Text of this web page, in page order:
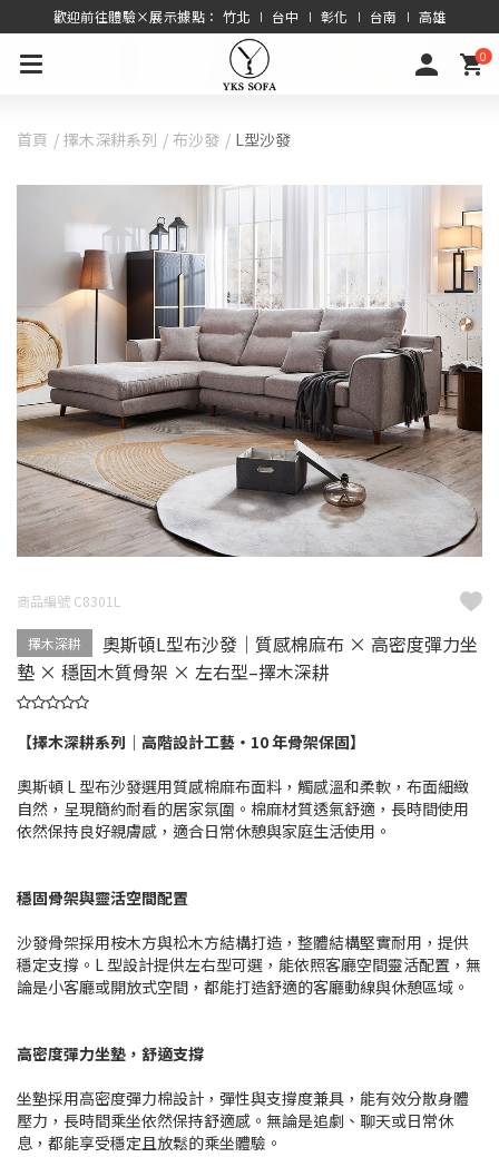
歡迎前往體驗×展示據點： 竹北 ∣ 台中 ∣ 彰化 ∣ 台南 ∣ 高雄
0
首頁 擇木深耕系列 布沙發 L型沙發
商品編號 C8301L
擇木深耕
奧斯頓L型布沙發｜質感棉麻布 × 高密度彈力坐
墊 × 穩固木質骨架 × 左右型–擇木深耕
【擇木深耕系列｜高階設計工藝・10 年骨架保固】
奧斯頓 L 型布沙發選用質感棉麻布面料，觸感溫和柔軟，布面細緻
自然，呈現簡約耐看的居家氛圍。棉麻材質透氣舒適，長時間使用
依然保持良好親膚感，適合日常休憩與家庭生活使用。
穩固骨架與靈活空間配置
沙發骨架採用桉木方與松木方結構打造，整體結構堅實耐用，提供
穩定支撐。L 型設計提供左右型可選，能依照客廳空間靈活配置，無
論是小客廳或開放式空間，都能打造舒適的客廳動線與休憩區域。
高密度彈力坐墊，舒適支撐
坐墊採用高密度彈力棉設計，彈性與支撐度兼具，能有效分散身體
壓力，長時間乘坐依然保持舒適感。無論是追劇、聊天或日常休
息，都能享受穩定且放鬆的乘坐體驗。